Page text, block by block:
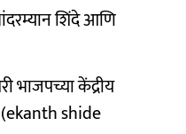
शिंदे आणि
भाजपच्या केंद्रीय
(ekanth shide